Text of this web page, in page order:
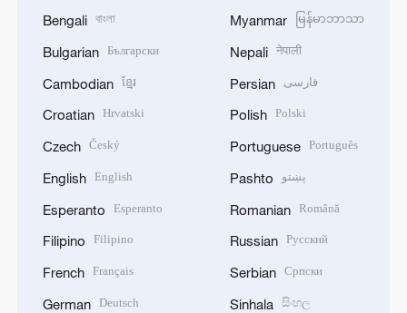
Bengali বাংলা
Bulgarian Български
Cambodian ខ្មែរ
Croatian Hrvatski
Czech Český
English English
Esperanto Esperanto
Filipino Filipino
French Français
German Deutsch
Myanmar မြန်မာဘာသာ
Nepali नेपाली
Persian فارسی
Polish Polski
Portuguese Português
Pashto پښتو
Romanian Română
Russian Русский
Serbian Српски
Sinhala සිංහල